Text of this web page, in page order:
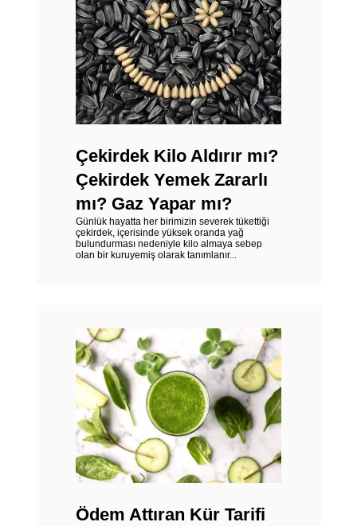
Çekirdek Kilo Aldırır mı?
Çekirdek Yemek Zararlı
mı? Gaz Yapar mı?
Günlük hayatta her birimizin severek tükettiği
çekirdek, içerisinde yüksek oranda yağ
bulundurması nedeniyle kilo almaya sebep
olan bir kuruyemiş olarak tanımlanır...
Ödem Attıran Kür Tarifi